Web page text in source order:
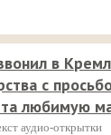
в
с
любимую
аудио-открытки